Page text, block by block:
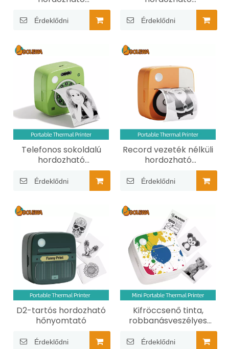
Érdeklődni Érdeklődni
Telefonos sokoldalú
hordozható
Érdeklődni
Record vezeték nélküli
hordozható
Érdeklődni
D2-tartós hordozható
hőnyomtató
Érdeklődni
Kifröccsenő tinta,
robbanásveszélyes
golyó – zsebméretű
hordozható
Érdeklődni